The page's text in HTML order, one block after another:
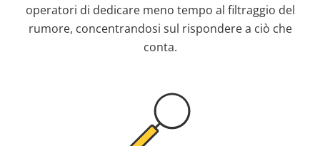
operatori di dedicare meno tempo al filtraggio del
rumore, concentrandosi sul rispondere a ciò che
conta.